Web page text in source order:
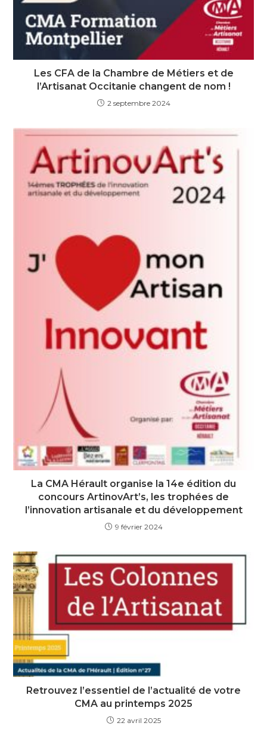
Les CFA de la Chambre de Métiers et de
l’Artisanat Occitanie changent de nom !
2 septembre 2024
La CMA Hérault organise la 14e édition du
concours ArtinovArt’s, les trophées de
l’innovation artisanale et du développement
9 février 2024
Retrouvez l’essentiel de l’actualité de votre
CMA au printemps 2025
22 avril 2025